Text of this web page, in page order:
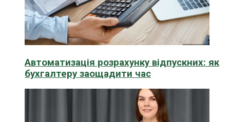
Автоматизація розрахунку відпускних: як
бухгалтеру заощадити час